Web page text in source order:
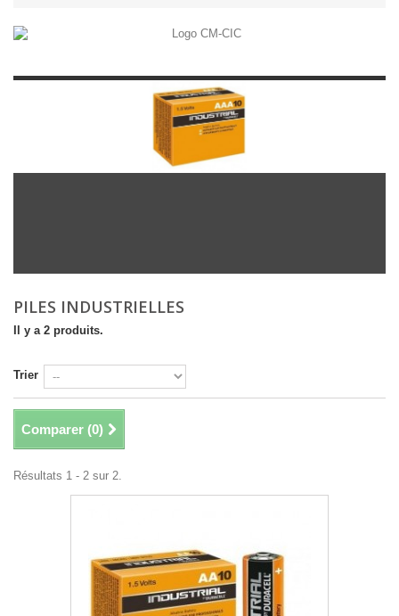
PILES INDUSTRIELLES
Il y a 2 produits.
Trier
Comparer (0)
Résultats 1 - 2 sur 2.